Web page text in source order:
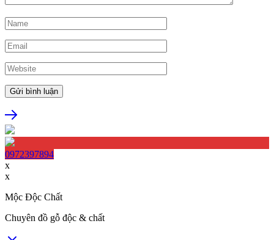
0972397894
x
x
Mộc Độc Chất
Chuyên đồ gỗ độc & chất